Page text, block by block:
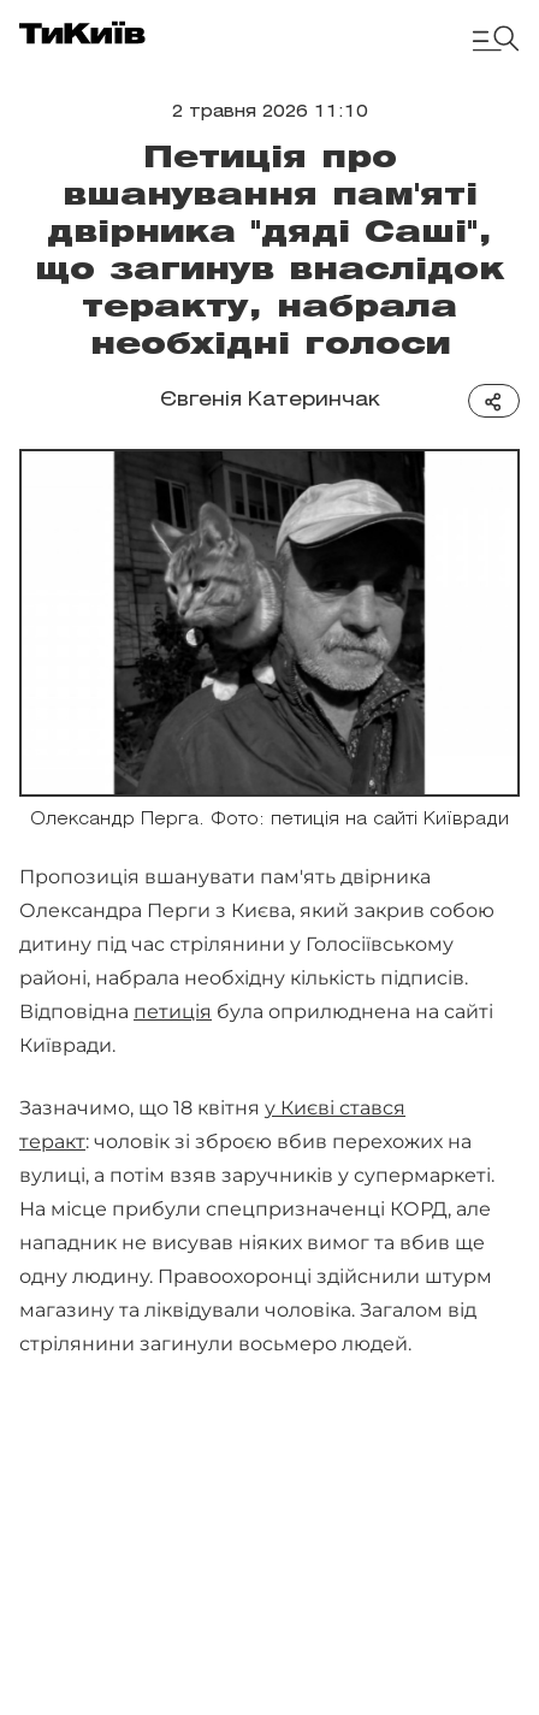
2 травня 2026 11:10
Петиція про
вшанування пам'яті
двірника "дяді Саші",
що загинув внаслідок
теракту, набрала
необхідні голоси
Євгенія Катеринчак
Олександр Перга. Фото: петиція на сайті Київради
Пропозиція вшанувати пам'ять двірника
Олександра Перги з Києва, який закрив собою
дитину під час стрілянини у Голосіївському
районі, набрала необхідну кількість підписів.
Відповідна петиція була оприлюднена на сайті
Київради.
Зазначимо, що 18 квітня у Києві стався
теракт: чоловік зі зброєю вбив перехожих на
вулиці, а потім взяв заручників у супермаркеті.
На місце прибули спецпризначенці КОРД, але
нападник не висував ніяких вимог та вбив ще
одну людину. Правоохоронці здійснили штурм
магазину та ліквідували чоловіка. Загалом від
стрілянини загинули восьмеро людей.